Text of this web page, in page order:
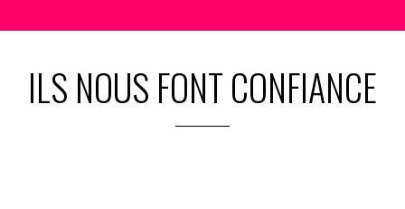
ILS NOUS FONT CONFIANCE